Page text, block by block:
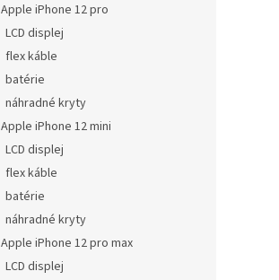
Apple iPhone 12 pro
LCD displej
flex káble
batérie
náhradné kryty
Apple iPhone 12 mini
LCD displej
flex káble
batérie
náhradné kryty
Apple iPhone 12 pro max
LCD displej